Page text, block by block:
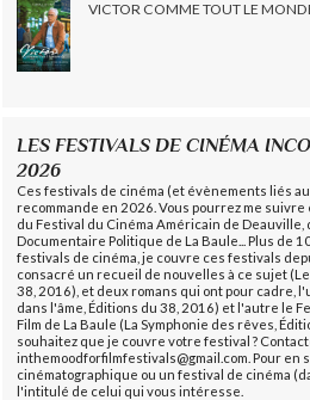
VICTOR COMME TOUT LE
LES FESTIVALS DE CINÉMA
2026
Ces festivals de cinéma (et évènements liés
recommande en 2026. Vous pourrez me
du Festival du Cinéma Américain de Deauville,
Documentaire Politique de La Baule... Plus de
festivals de cinéma, je couvre ces festivals
consacré un recueil de nouvelles à ce sujet
38, 2016), et deux romans qui ont pour cadre,
dans l'âme, Éditions du 38, 2016) et l'autre le
Film de La Baule (La Symphonie des rêves,
souhaitez que je couvre votre festival ?
inthemoodforfilmfestivals@gmail.com. Pour en
cinématographique ou un festival de cinéma
l'intitulé de celui qui vous intéresse.